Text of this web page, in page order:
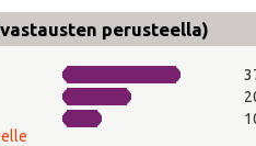
perusteella)